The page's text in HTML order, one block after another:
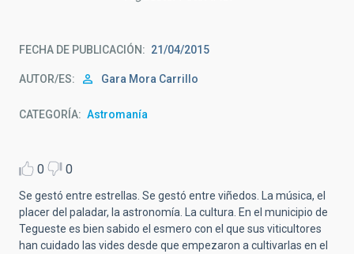
FECHA DE PUBLICACIÓN 21/04/2015
AUTOR/ES Gara Mora Carrillo
CATEGORÍA Astromanía
0 0
Se gestó entre estrellas. Se gestó entre viñedos. La música, el
placer del paladar, la astronomía. La cultura. En el municipio de
Tegueste es bien sabido el esmero con el que sus viticultores
han cuidado las vides desde que empezaron a cultivarlas en el